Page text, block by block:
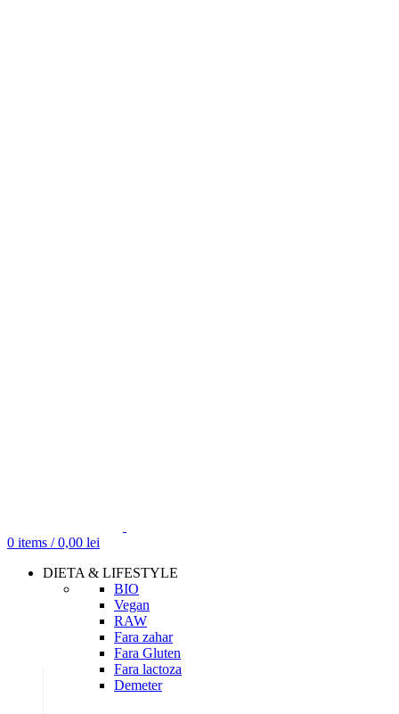
0 items / 0,00 lei
DIETA & LIFESTYLE
BIO
Vegan
RAW
Fara zahar
Fara Gluten
Fara lactoza
Demeter